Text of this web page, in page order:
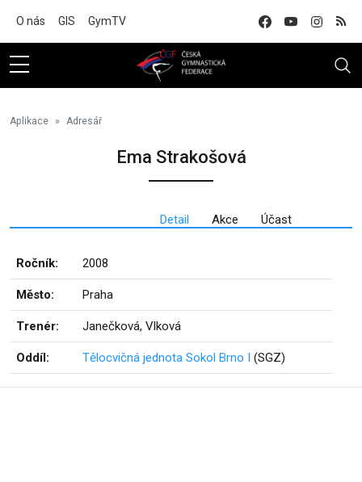
O nás GIS GymTV
Aplikace Adresář
Ema Strakošová
Detail Akce Účast
Ročník: 2008
Město: Praha
Trenér: Janečková, Vlková
Oddíl: Tělocvičná jednota Sokol Brno I (SGZ)